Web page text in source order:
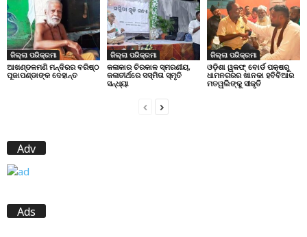
ଜିଲ୍ଲା ପରିକ୍ରମା
ଆଖଣ୍ଡଳମଣି ମନ୍ଦିରର ବରିଷ୍ଠ
ପୂଜାପଣ୍ଡାଙ୍କ ଦେହାନ୍ତ
ଜିଲ୍ଲା ପରିକ୍ରମା
କଳାକାର ଚିରକାଳ ସ୍ମରଣୀୟ,
କଳାତୀର୍ଥରେ ସସ୍ମିତା ସ୍ମୃତି
ସନ୍ଧ୍ୟା
ଜିଲ୍ଲା ପରିକ୍ରମା
ଓଡ଼ିଶା ୱକଫ୍ ବୋର୍ଡ ପକ୍ଷରୁ
ଧାମନଗରର ଖାନକା ହବିବିଆର
ମତୱଲିଙ୍କୁ ସୀକୃତି
Adv
Ads